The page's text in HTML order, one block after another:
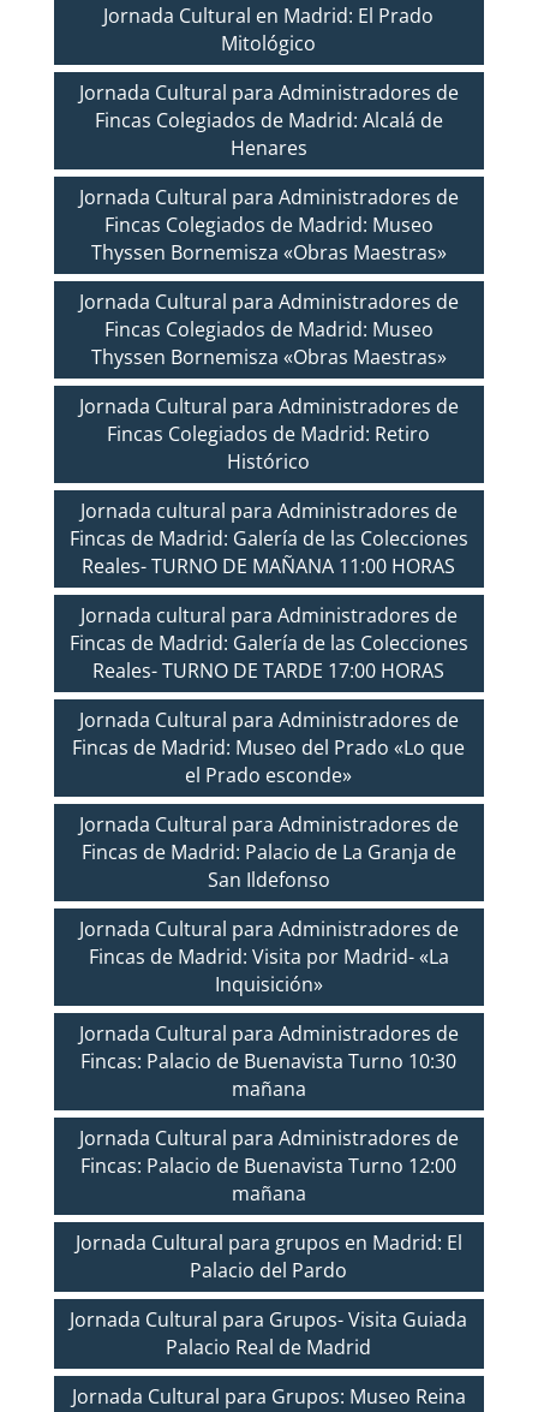
Jornada Cultural en Madrid: El Prado
Mitológico
Jornada Cultural para Administradores de
Fincas Colegiados de Madrid: Alcalá de
Henares
Jornada Cultural para Administradores de
Fincas Colegiados de Madrid: Museo
Thyssen Bornemisza «Obras Maestras»
Jornada Cultural para Administradores de
Fincas Colegiados de Madrid: Museo
Thyssen Bornemisza «Obras Maestras»
Jornada Cultural para Administradores de
Fincas Colegiados de Madrid: Retiro
Histórico
Jornada cultural para Administradores de
Fincas de Madrid: Galería de las Colecciones
Reales- TURNO DE MAÑANA 11:00 HORAS
Jornada cultural para Administradores de
Fincas de Madrid: Galería de las Colecciones
Reales- TURNO DE TARDE 17:00 HORAS
Jornada Cultural para Administradores de
Fincas de Madrid: Museo del Prado «Lo que
el Prado esconde»
Jornada Cultural para Administradores de
Fincas de Madrid: Palacio de La Granja de
San Ildefonso
Jornada Cultural para Administradores de
Fincas de Madrid: Visita por Madrid- «La
Inquisición»
Jornada Cultural para Administradores de
Fincas: Palacio de Buenavista Turno 10:30
mañana
Jornada Cultural para Administradores de
Fincas: Palacio de Buenavista Turno 12:00
mañana
Jornada Cultural para grupos en Madrid: El
Palacio del Pardo
Jornada Cultural para Grupos- Visita Guiada
Palacio Real de Madrid
Jornada Cultural para Grupos: Museo Reina